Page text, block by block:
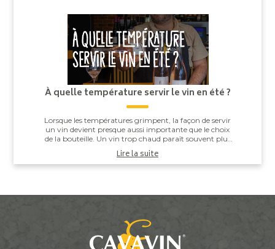
À quelle température servir le vin en été ?
Lorsque les températures grimpent, la façon de servir
un vin devient presque aussi importante que le choix
de la bouteille. Un vin trop chaud paraît souvent plus
Lire la suite